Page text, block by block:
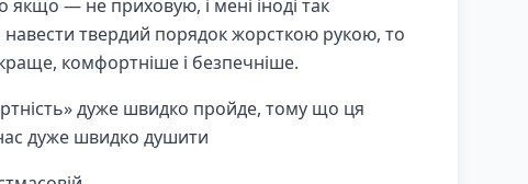
якщо — не приховую, і мені іноді так
твердий порядок жорсткою рукою, то
комфортніше і безпечніше.
дуже швидко пройде, тому що ця
дуже швидко душити